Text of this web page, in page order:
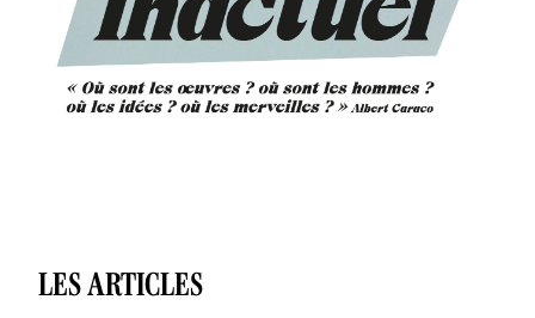
LES ARTICLES